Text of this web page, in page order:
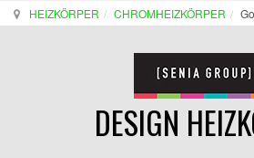
HEIZKÖRPER CHROMHEIZKÖRPER
DESIGN